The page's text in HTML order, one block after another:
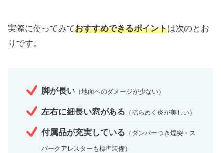
実際に使ってみておすすめできるポイントは次のとお
りです。
脚が長い （地面へのダメージが少ない）
左右に細長い窓がある （揺らめく炎が美しい）
付属品が充実している （ダンパーつき煙突・ス
パークアレスターも標準装備）